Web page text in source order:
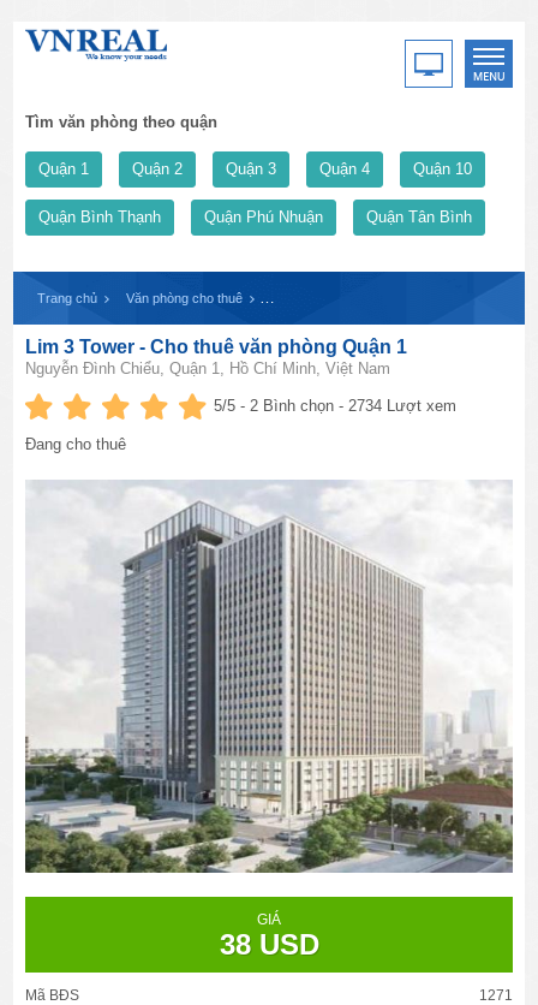
Tìm văn phòng theo quận
Quận 1 Quận 2 Quận 3 Quận 4 Quận 10
Quận Bình Thạnh Quận Phú Nhuận Quận Tân Bình
Trang chủ Văn phòng cho thuê
Lim 3 Tower - Cho thuê văn phòng Quận 1
Nguyễn Đình Chiểu, Quận 1, Hồ Chí Minh, Việt Nam
5/5 -2 Bình chọn - 2734 Lượt xem
Đang cho thuê
GIÁ
38 USD
Mã BĐS 1271